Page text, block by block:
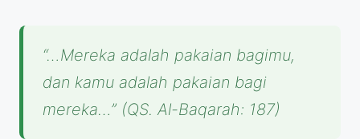
“…Mereka adalah pakaian bagimu,
dan kamu adalah pakaian bagi
mereka…” (QS. Al-Baqarah: 187)